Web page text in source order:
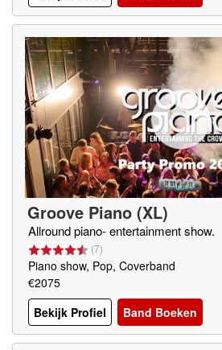
Groove Piano (XL)
Allround piano- entertainment show.
(7)
Piano show, Pop, Coverband
€2075
Bekijk Profiel
Band Boeken